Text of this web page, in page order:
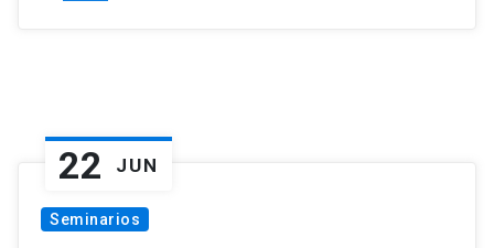
22 JUN
Seminarios